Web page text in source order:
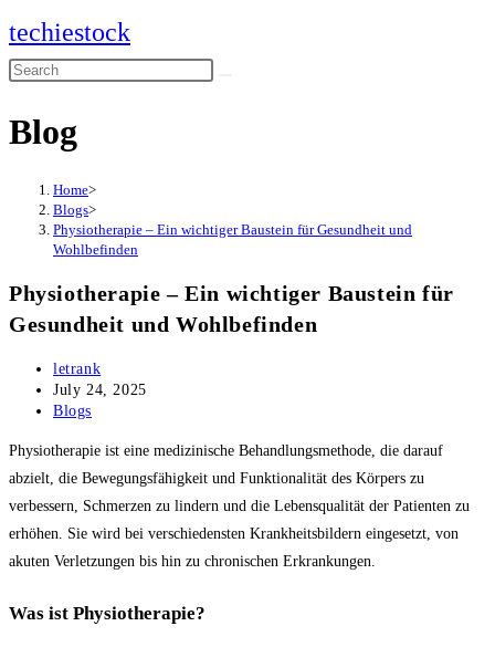
Skip
to
content
techiestock
Search
website
Blog
Home>
Blogs>
Physiotherapie – Ein wichtiger Baustein für Gesundheit und
Wohlbefinden
Physiotherapie – Ein wichtiger Baustein für
Gesundheit und Wohlbefinden
Post
author:
letrank
Post
published:
July 24, 2025
Post
Blogs
Physiotherapie ist eine medizinische Behandlungsmethode, die darauf
abzielt, die Bewegungsfähigkeit und Funktionalität des Körpers zu
verbessern, Schmerzen zu lindern und die Lebensqualität der Patienten zu
erhöhen. Sie wird bei verschiedensten Krankheitsbildern eingesetzt, von
akuten Verletzungen bis hin zu chronischen Erkrankungen.
Was ist Physiotherapie?